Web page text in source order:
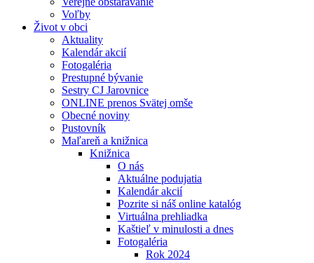
Voľby
Život v obci
Aktuality
Kalendár akcií
Fotogaléria
Prestupné bývanie
Sestry CJ Jarovnice
ONLINE prenos Svätej omše
Obecné noviny
Pustovník
Maľareň a knižnica
Knižnica
O nás
Aktuálne podujatia
Kalendár akcií
Pozrite si náš online katalóg
Virtuálna prehliadka
Kaštieľ v minulosti a dnes
Fotogaléria
Rok 2024